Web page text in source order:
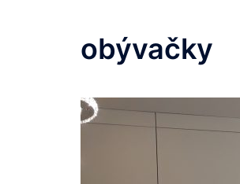
obývačky